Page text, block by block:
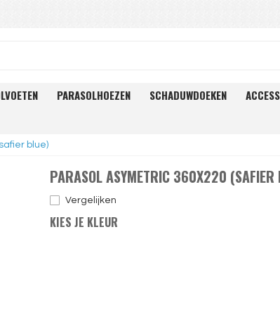
PARASOLHOEZEN SCHADUWDOEKEN
blue)
PARASOL ASYMETRIC 360X220 (SAFIER
Vergelijken
KIES JE KLEUR